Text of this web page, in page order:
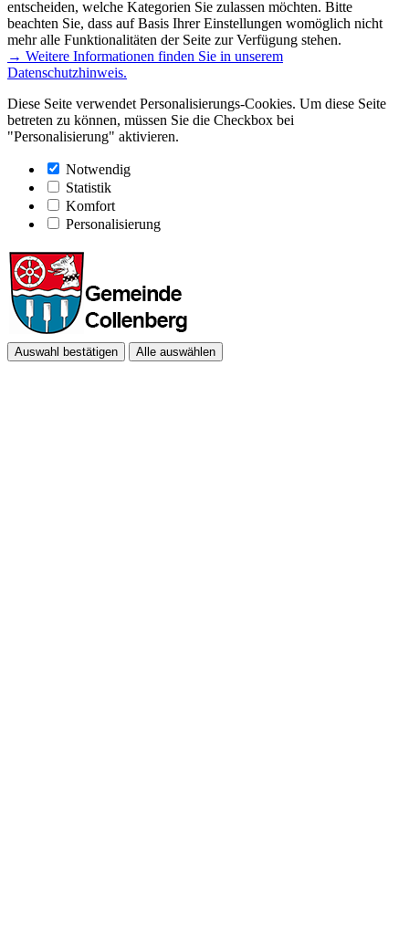
entscheiden, welche Kategorien Sie zulassen möchten. Bitte
beachten Sie, dass auf Basis Ihrer Einstellungen womöglich nicht
mehr alle Funktionalitäten der Seite zur Verfügung stehen.
→ Weitere Informationen finden Sie in unserem
Datenschutzhinweis.
Diese Seite verwendet Personalisierungs-Cookies. Um diese Seite
betreten zu können, müssen Sie die Checkbox bei
"Personalisierung" aktivieren.
Notwendig
Statistik
Komfort
Personalisierung
Auswahl bestätigen Alle auswählen